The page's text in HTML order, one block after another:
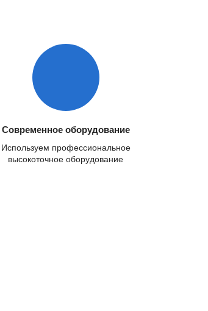
Современное оборудование
Используем профессиональное
высокоточное оборудование